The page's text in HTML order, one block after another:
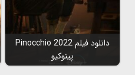
دانلود فیلم Pinocchio 2022
پینوکیو